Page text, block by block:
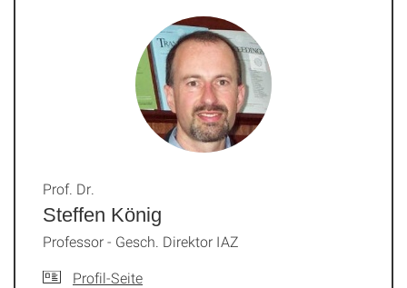
Steffen König
Prof. Dr.
Professor - Gesch. Direktor IAZ
Profil-Seite